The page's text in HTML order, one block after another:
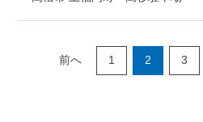
前へ 1 2 3